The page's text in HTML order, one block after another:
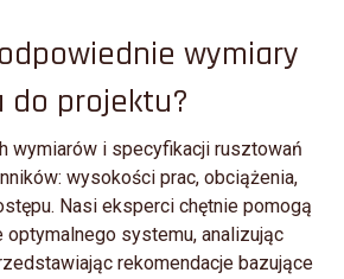
wymiary
do projektu?
wymiarów i specyfikacji rusztowań
wysokości prac, obciążenia,
Nasi eksperci chętnie pomogą
optymalnego systemu, analizując
rekomendacje bazujące